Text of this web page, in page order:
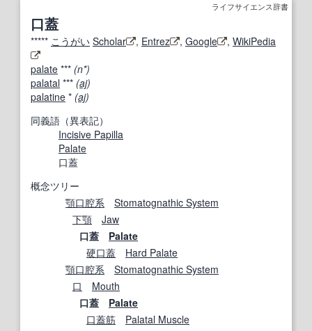
ライフサイエンス辞書
口蓋
***** こうがい Scholar , Entrez , Google , WikiPedia
palate *** (n*)
palatal *** (aj)
palatine * (aj)
同義語（異表記）
Incisive Papilla
Palate
口蓋
概念ツリー
顎口腔系
Stomatognathic System
下顎
Jaw
口蓋 Palate
硬口蓋
Hard Palate
顎口腔系
Stomatognathic System
口
Mouth
口蓋 Palate
口蓋筋
Palatal Muscle